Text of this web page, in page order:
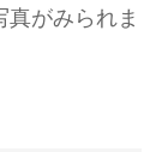
真がみられま